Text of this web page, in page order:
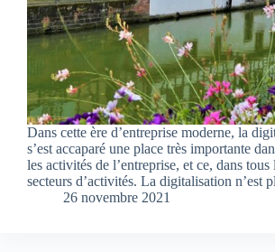
Dans cette ère d’entreprise moderne, la
s’est accaparé une place très importante
les activités de l’entreprise, et ce, dans tous
secteurs d’activités. La digitalisation n’est
26 novembre 2021